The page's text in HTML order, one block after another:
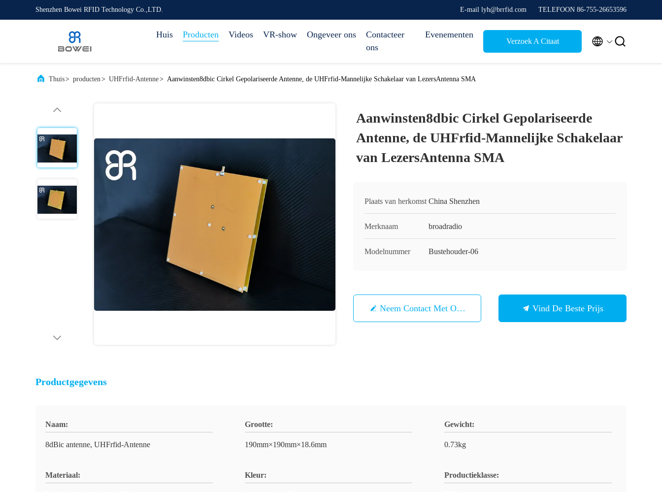
Shenzhen Bowei RFID Technology Co.,LTD. E-mail lyh@brrfid.com TELEFOON 86-755-26653596
Huis Producten Videos VR-show Ongeveer ons
Contacteer
ons
Evenementen
Verzoek A Citaat  
Thuis> producten> UHFrfid-Antenne> Aanwinsten8dbic Cirkel Gepolariseerde Antenne, de UHFrfid-Mannelijke Schakelaar van LezersAntenna SMA
Aanwinsten8dbic Cirkel Gepolariseerde
Antenne, de UHFrfid-Mannelijke Schakelaar
van LezersAntenna SMA
Plaats van herkomst China Shenzhen
Merknaam broadradio
Modelnummer Bustehouder-06
Neem Contact Met Ons Op Vind De Beste Prijs
Productgegevens
Naam:
8dBic antenne, UHFrfid-Antenne
Grootte:
190mm×190mm×18.6mm
Gewicht:
0.73kg
Materiaal: Kleur: Productieklasse: